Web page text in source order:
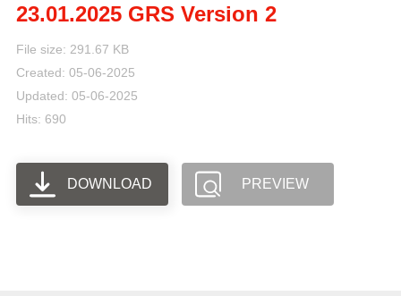
23.01.2025 GRS Version 2
File size: 291.67 KB
Created: 05-06-2025
Updated: 05-06-2025
Hits: 690
DOWNLOAD PREVIEW